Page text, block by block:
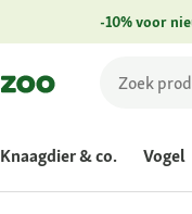
-10% voor
Knaagdier & co. Vogel